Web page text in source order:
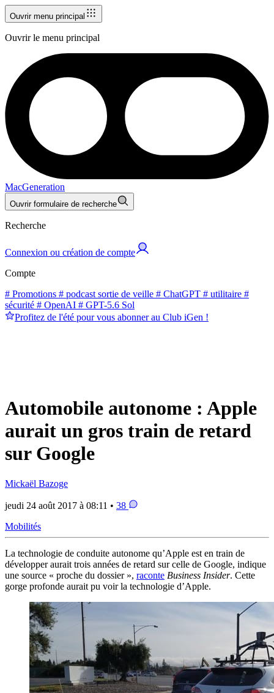
Ouvrir menu principal
Ouvrir le menu principal
MacGeneration
Ouvrir formulaire de recherche
Recherche
Connexion ou création de compte
Compte
# Promotions # podcast sortie de veille # ChatGPT # utilitaire #
sécurité # OpenAI # GPT-5.6 Sol
Profitez de l'été pour vous abonner au Club iGen !
Automobile autonome : Apple
aurait un gros train de retard
sur Google
Mickaël Bazoge
jeudi 24 août 2017 à 08:11 • 38
Mobilités
La technologie de conduite autonome qu’Apple est en train de
développer aurait trois années de retard sur celle de Google, indique
une source « proche du dossier », raconte Business Insider. Cette
gorge profonde aurait pu voir la technologie d’Apple.